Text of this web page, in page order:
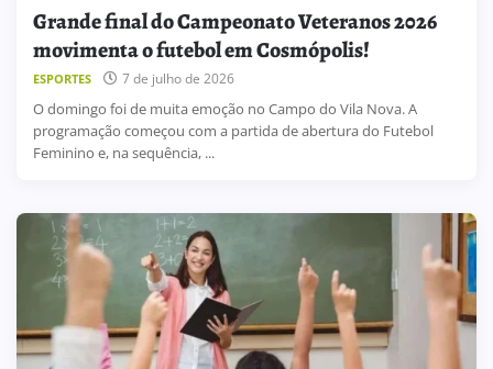
Grande final do Campeonato Veteranos 2026
movimenta o futebol em Cosmópolis!
ESPORTES 7 de julho de 2026
O domingo foi de muita emoção no Campo do Vila Nova. A
programação começou com a partida de abertura do Futebol
Feminino e, na sequência, ...